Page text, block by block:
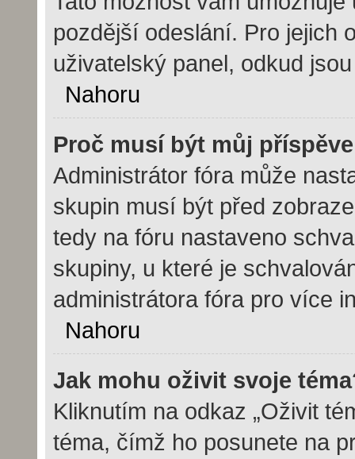
pozdější odeslání. Pro jejich
uživatelský panel, odkud
Nahoru
Proč musí být můj
Administrátor fóra může
skupin musí být před
tedy na fóru nastaveno
skupiny, u které je
administrátora fóra pro více
Nahoru
Jak mohu oživit svoje
Kliknutím na odkaz „Oživit
téma, čímž ho posunete na